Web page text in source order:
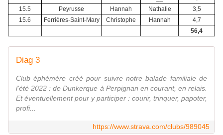
15.5
Peyrusse Hannah Nathalie
3,5
15.6
Ferrières-Saint-Mary Christophe Hannah
4,7
56,4
Diag 3
Club éphémère créé pour suivre notre balade familiale de
l'été 2022 : de Dunkerque à Perpignan en courant, en relais.
Et éventuellement pour y participer : courir, trinquer, papoter,
profi...
https://www.strava.com/clubs/989045